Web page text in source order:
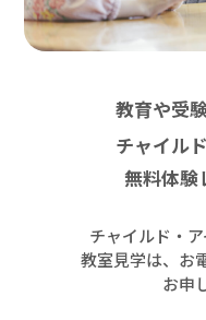
教育や受
チャイル
無料体験
チャイルド・
教室見学は、お
お申